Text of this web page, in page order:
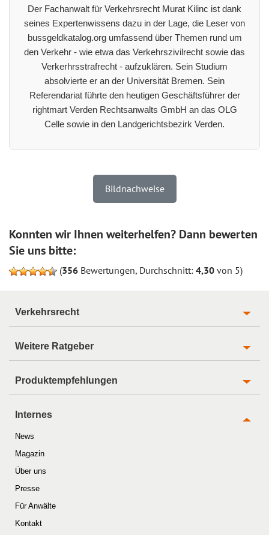
Der Fachanwalt für Verkehrsrecht Murat Kilinc ist dank
seines Expertenwissens dazu in der Lage, die Leser von
bussgeldkatalog.org umfassend über Themen rund um
den Verkehr - wie etwa das Verkehrszivilrecht sowie das
Verkerhrsstrafrecht - aufzuklären. Sein Studium
absolvierte er an der Universität Bremen. Sein
Referendariat führte den heutigen Geschäftsführer der
rightmart Verden Rechtsanwalts GmbH an das OLG
Celle sowie in den Landgerichtsbezirk Verden.
Bildnachweise
Konnten wir Ihnen weiterhelfen? Dann bewerten
Sie uns bitte:
(356 Bewertungen, Durchschnitt: 4,30 von 5)
Verkehrsrecht
Weitere Ratgeber
Produktempfehlungen
Internes
News
Magazin
Über uns
Presse
Für Anwälte
Kontakt